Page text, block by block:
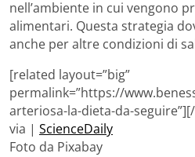
nell’ambiente in cui vengono
alimentari. Questa strategia
anche per altre condizioni di
[related layout=”big”
permalink=”https://
arteriosa-la-dieta-da-
via | ScienceDaily
Foto da Pixabay